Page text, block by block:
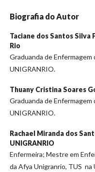
Biografia do Autor
Taciane dos Santos Silva
Rio
Graduanda de Enfermagem
UNIGRANRIO.
Thuany Cristina Soares
Graduanda de Enfermagem
UNIGRANRIO.
Rachael Miranda dos
UNIGRANRIO
Enfermeira; Mestre em
da Afya Unigranrio, TUS na